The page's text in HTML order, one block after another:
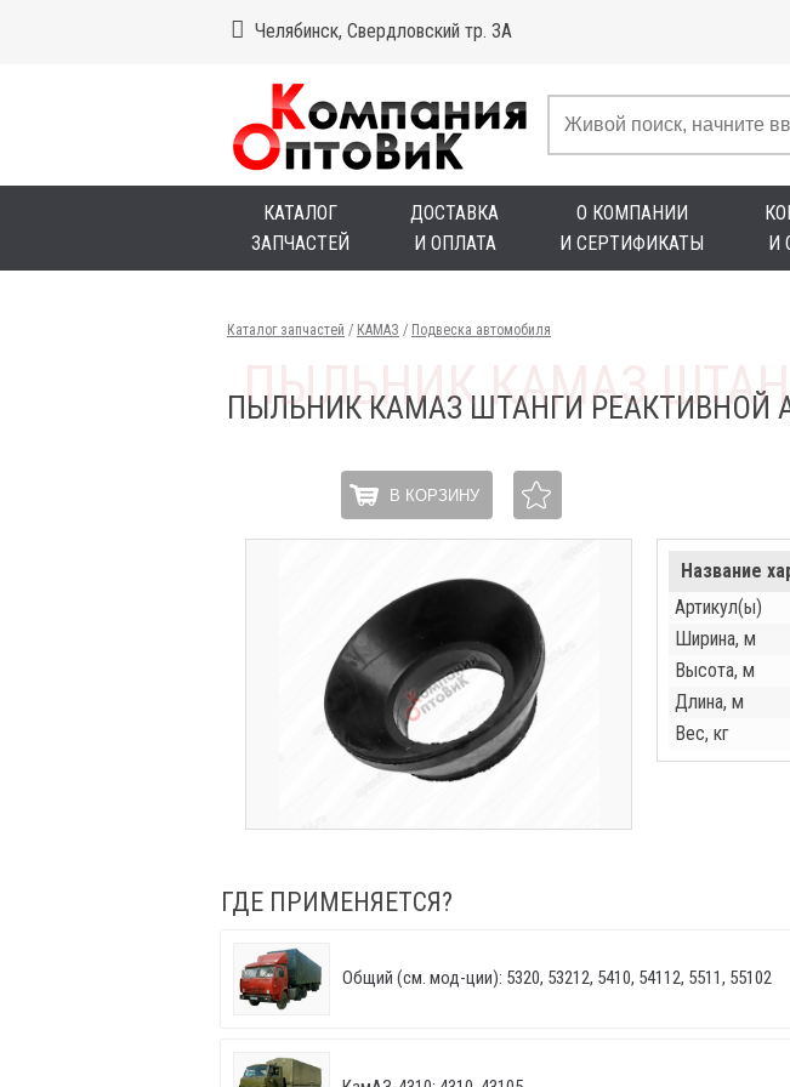
Челябинск, Свердловский тр. 3А
КАТАЛОГ
ЗАПЧАСТЕЙ
ДОСТАВКА
И ОПЛАТА
О КОМПАНИИ
И СЕРТИФИКАТЫ
И
Каталог запчастей / КАМАЗ / Подвеска автомобиля
ПЫЛЬНИК КАМАЗ ШТАНГИ РЕАКТИВНОЙ
В КОРЗИНУ
Название
Артикул(ы)
Ширина, м
Высота, м
Длина, м
Вес, кг
ГДЕ ПРИМЕНЯЕТСЯ?
Общий (см. мод-ции): 5320, 53212, 5410, 54112, 5511, 55102